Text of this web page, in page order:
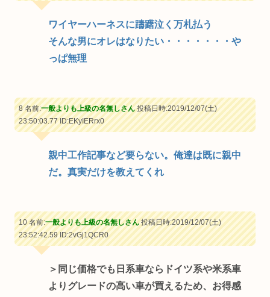
ワイヤーハーネスに躊躇泣く万札払う
そんな男にオレはなりたい・・・・・・・や
っぱ無理
8 名前:一般よりも上級の名無しさん投稿日時:2019/12/07(土)
23:50:03.77ID:EKyIERrx0
親中工作記事など要らない。俺達は既に親中
だ。真実だけを教えてくれ
10 名前:一般よりも上級の名無しさん投稿日時:2019/12/07(土)
23:52:42.59ID:2vGj1QCR0
＞同じ価格でも日系車ならドイツ系や米系車
よりグレードの高い車が買えるため、お得感